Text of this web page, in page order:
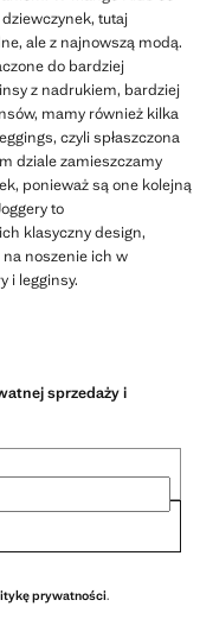
tutaj
ale z najnowszą modą.
do bardziej
z nadrukiem, bardziej
mamy również kilka
czyli spłaszczona
dziale zamieszczamy
ponieważ są one kolejną
to
klasyczny design,
noszenie ich w
i legginsy.
sprzedaży i
prywatności.